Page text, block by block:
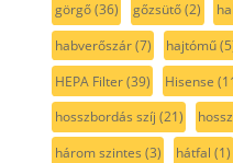
görgő(36) gőzsütő(2)
habverőszár(7) hajtómű
HEPA Filter(39) Hisense
hosszbordás szíj (21)
három szintes (3) hátfal (1)